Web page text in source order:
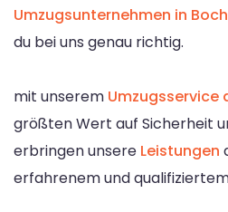
Umzugsunternehmen in
du bei uns genau richtig.
mit unserem Umzugsservice
größten Wert auf Sicherheit
erbringen unsere Leistungen
erfahrenem und